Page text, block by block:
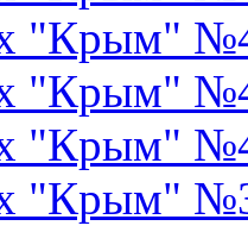
"Крым"
"Крым"
"Крым"
"Крым"